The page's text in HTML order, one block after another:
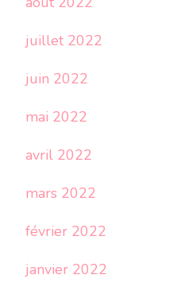
juillet 2022
juin 2022
mai 2022
avril 2022
mars 2022
février 2022
janvier 2022